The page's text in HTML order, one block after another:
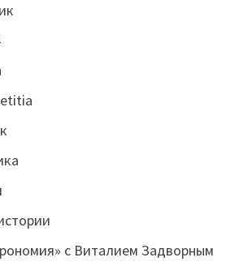
с Виталием Задворным